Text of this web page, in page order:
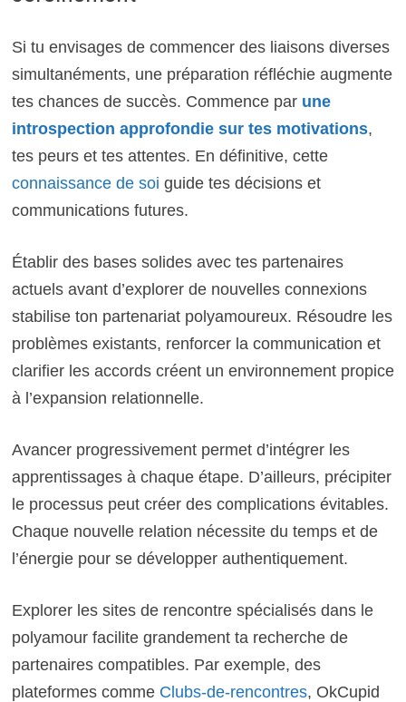
Si tu envisages de commencer des liaisons diverses
simultanéments, une préparation réfléchie augmente
tes chances de succès. Commence par une
introspection approfondie sur tes motivations,
tes peurs et tes attentes. En définitive, cette
connaissance de soi guide tes décisions et
communications futures.
Établir des bases solides avec tes partenaires
actuels avant d’explorer de nouvelles connexions
stabilise ton partenariat polyamoureux. Résoudre les
problèmes existants, renforcer la communication et
clarifier les accords créent un environnement propice
à l’expansion relationnelle.
Avancer progressivement permet d’intégrer les
apprentissages à chaque étape. D’ailleurs, précipiter
le processus peut créer des complications évitables.
Chaque nouvelle relation nécessite du temps et de
l’énergie pour se développer authentiquement.
Explorer les sites de rencontre spécialisés dans le
polyamour facilite grandement ta recherche de
partenaires compatibles. Par exemple, des
plateformes comme Clubs-de-rencontres, OkCupid